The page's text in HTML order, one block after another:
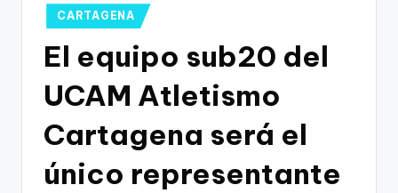
Publicado
en
CARTAGENA
El equipo sub20 del
UCAM Atletismo
Cartagena será el
único representante